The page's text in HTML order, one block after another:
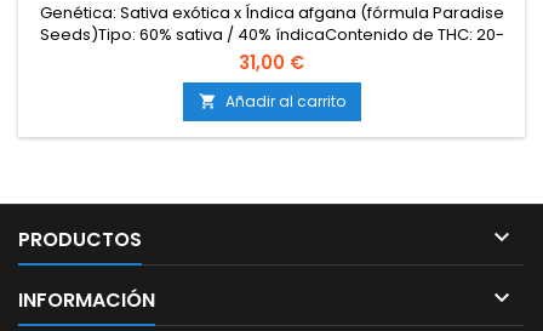
Genética: Sativa exótica x Índica afgana (fórmula Paradise
Seeds)Tipo: 60% sativa / 40% índicaContenido de THC: 20-
22%Tiempo de floración: 8-9 semanas en interiorProducción
en interior: 550-600 g/m²Producción en exterior: 800-1000
g/plantaAltura: 100-130 cm en interior; hasta 250-280 cm en
exteriorAromas y sabores: Dulces y...
31,00 €
 Añadir al carrito
PRODUCTOS 
INFORMACIÓN 